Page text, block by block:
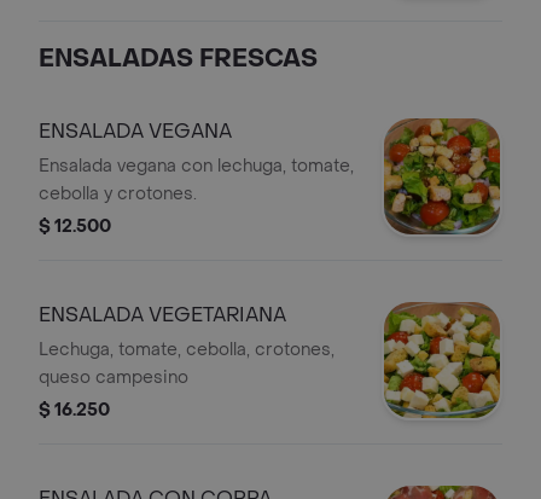
ENSALADAS FRESCAS
ENSALADA VEGANA
Ensalada vegana con lechuga, tomate,
cebolla y crotones.
$ 12.500
ENSALADA VEGETARIANA
Lechuga, tomate, cebolla, crotones,
queso campesino
$ 16.250